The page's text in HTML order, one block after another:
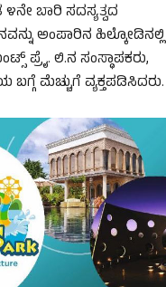
ಬಾರಿ ಸದಸ್ಯತ್ವದ
ಅಂಪಾರಿನ ಹಿಲ್ಕೋಡಿನಲ್ಲಿ
ಪ್ರೈ. ಲಿ.ನ ಸಂಸ್ಥಾಪಕರು,
ಮೆಚ್ಚುಗೆ ವ್ಯಕ್ತಪಡಿಸಿದರು.